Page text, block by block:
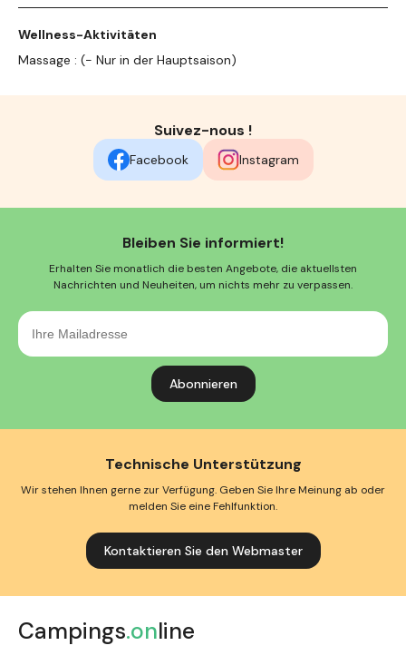
Wellness-Aktivitäten
Massage : (- Nur in der Hauptsaison)
Suivez-nous !
Facebook Instagram
Bleiben Sie informiert!
Erhalten Sie monatlich die besten Angebote, die aktuellsten
Nachrichten und Neuheiten, um nichts mehr zu verpassen.
Ihre
Mailadresse
Technische Unterstützung
Wir stehen Ihnen gerne zur Verfügung. Geben Sie Ihre Meinung ab oder
melden Sie eine Fehlfunktion.
Kontaktieren Sie den Webmaster
Campings.online